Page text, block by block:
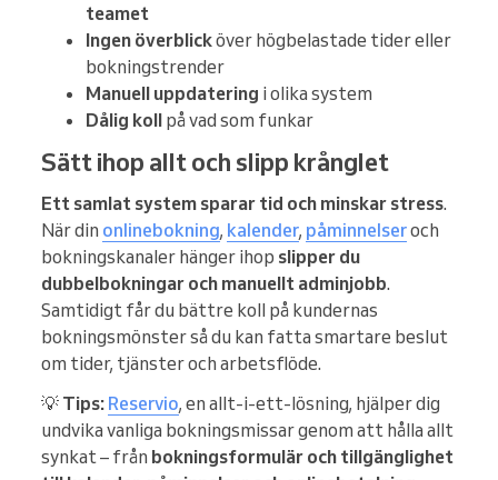
teamet
Ingen överblicköver högbelastade tider eller
bokningstrender
Manuell uppdatering i olika system
Dålig koll på vad som funkar
Sätt ihop allt och slipp krånglet
Ett samlat system sparar tid och minskar stress.
När din onlinebokning, kalender, påminnelseroch
bokningskanaler hänger ihop slipper du
dubbelbokningar och manuellt adminjobb.
Samtidigt får du bättre koll på kundernas
bokningsmönster så du kan fatta smartare beslut
om tider, tjänster och arbetsflöde.
💡 Tips: Reservio, en allt-i-ett-lösning, hjälper dig
undvika vanliga bokningsmissar genom att hålla allt
synkat – från bokningsformulär och tillgänglighet